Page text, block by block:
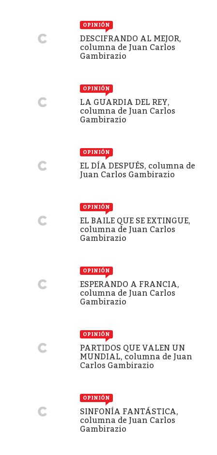
OPINIÓN
DESCIFRANDO AL MEJOR,
columna de Juan Carlos
Gambirazio
OPINIÓN
LA GUARDIA DEL REY,
columna de Juan Carlos
Gambirazio
OPINIÓN
EL DÍA DESPUÉS, columna de
Juan Carlos Gambirazio
OPINIÓN
EL BAILE QUE SE EXTINGUE,
columna de Juan Carlos
Gambirazio
OPINIÓN
ESPERANDO A FRANCIA,
columna de Juan Carlos
Gambirazio
OPINIÓN
PARTIDOS QUE VALEN UN
MUNDIAL, columna de Juan
Carlos Gambirazio
OPINIÓN
SINFONÍA FANTÁSTICA,
columna de Juan Carlos
Gambirazio